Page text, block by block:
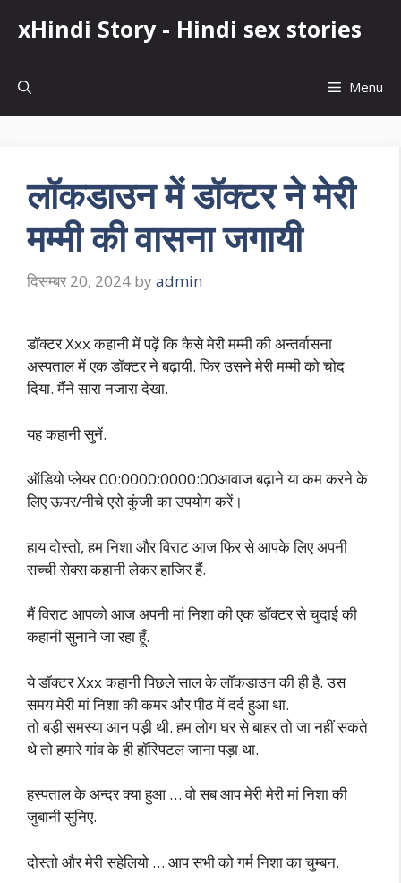
xHindi Story - Hindi sex stories
Menu
लॉकडाउन में डॉक्टर ने मेरी
मम्मी की वासना जगायी
दिसम्बर 20, 2024 by admin
डॉक्टर Xxx कहानी में पढ़ें कि कैसे मेरी मम्मी की अन्तर्वासना
अस्पताल में एक डॉक्टर ने बढ़ायी. फिर उसने मेरी मम्मी को चोद
दिया. मैंने सारा नजारा देखा.
यह कहानी सुनें.
ऑडियो प्लेयर 00:0000:0000:00आवाज बढ़ाने या कम करने के
लिए ऊपर/नीचे एरो कुंजी का उपयोग करें।
हाय दोस्तो, हम निशा और विराट आज फिर से आपके लिए अपनी
सच्ची सेक्स कहानी लेकर हाजिर हैं.
मैं विराट आपको आज अपनी मां निशा की एक डॉक्टर से चुदाई की
कहानी सुनाने जा रहा हूँ.
ये डॉक्टर Xxx कहानी पिछले साल के लॉकडाउन की ही है. उस
समय मेरी मां निशा की कमर और पीठ में दर्द हुआ था.
तो बड़ी समस्या आन पड़ी थी. हम लोग घर से बाहर तो जा नहीं सकते
थे तो हमारे गांव के ही हॉस्पिटल जाना पड़ा था.
हस्पताल के अन्दर क्या हुआ … वो सब आप मेरी मेरी मां निशा की
जुबानी सुनिए.
दोस्तो और मेरी सहेलियो … आप सभी को गर्म निशा का चुम्बन.